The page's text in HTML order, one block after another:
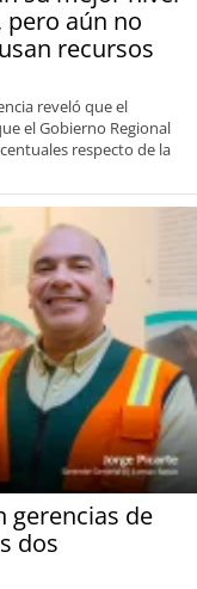
pero aún no
recursos
reveló que el
el Gobierno Regional
respecto de la
gerencias de
dos